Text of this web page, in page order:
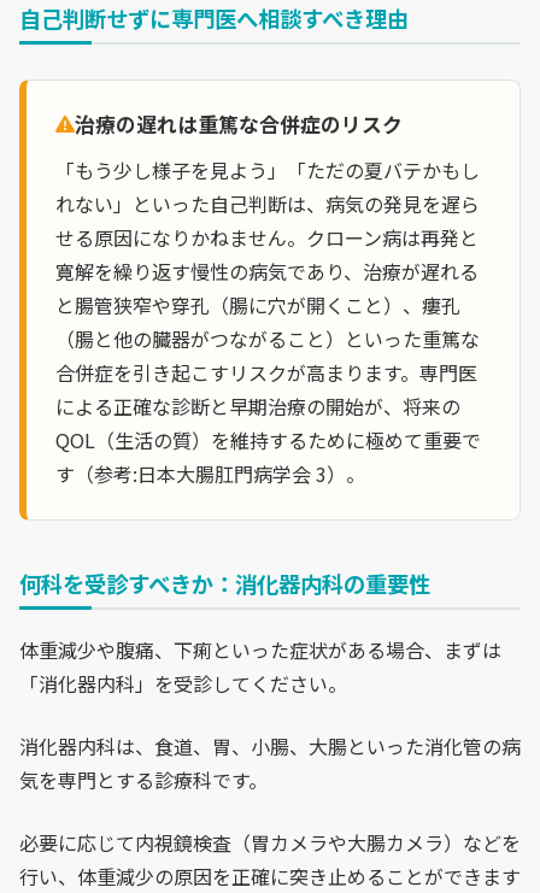
自己判断せずに専門医へ相談すべき理由
治療の遅れは重篤な合併症のリスク
「もう少し様子を見よう」「ただの夏バテかもし
れない」といった自己判断は、病気の発見を遅ら
せる原因になりかねません。クローン病は再発と
寛解を繰り返す慢性の病気であり、治療が遅れる
と腸管狭窄や穿孔（腸に穴が開くこと）、瘻孔
（腸と他の臓器がつながること）といった重篤な
合併症を引き起こすリスクが高まります。専門医
による正確な診断と早期治療の開始が、将来の
QOL（生活の質）を維持するために極めて重要で
す（参考:日本大腸肛門病学会 3）。
何科を受診すべきか：消化器内科の重要性
体重減少や腹痛、下痢といった症状がある場合、まずは
「消化器内科」を受診してください。
消化器内科は、食道、胃、小腸、大腸といった消化管の病
気を専門とする診療科です。
必要に応じて内視鏡検査（胃カメラや大腸カメラ）などを
行い、体重減少の原因を正確に突き止めることができます